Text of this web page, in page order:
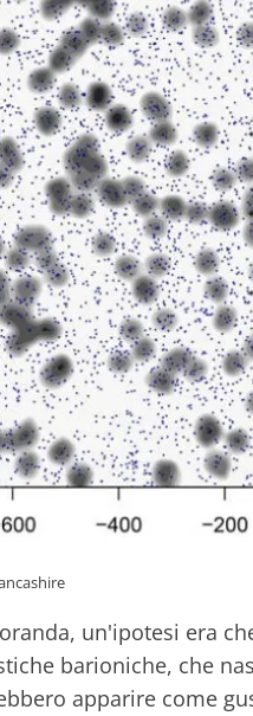
un'ipotesi era
barioniche, che
apparire come